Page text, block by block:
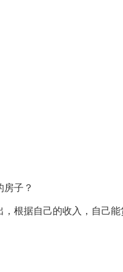
子？
根据自己的收入，自己能